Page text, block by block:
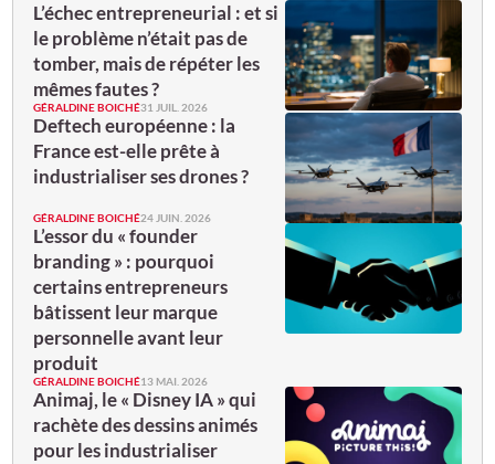
L’échec entrepreneurial : et si
le problème n’était pas de
tomber, mais de répéter les
mêmes fautes ?
GÉRALDINE BOICHÉ31 JUIL. 2026
Deftech européenne : la
France est-elle prête à
industrialiser ses drones ?
GÉRALDINE BOICHÉ24 JUIN. 2026
L’essor du « founder
branding » : pourquoi
certains entrepreneurs
bâtissent leur marque
personnelle avant leur
produit
GÉRALDINE BOICHÉ13 MAI. 2026
Animaj, le « Disney IA » qui
rachète des dessins animés
pour les industrialiser